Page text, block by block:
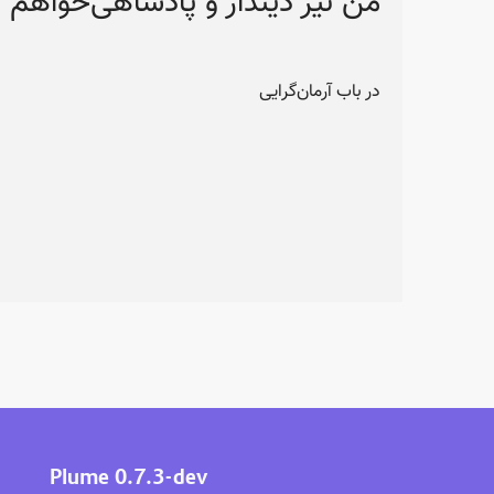
در باب آرمان‌گرایی
Plume 0.7.3-dev